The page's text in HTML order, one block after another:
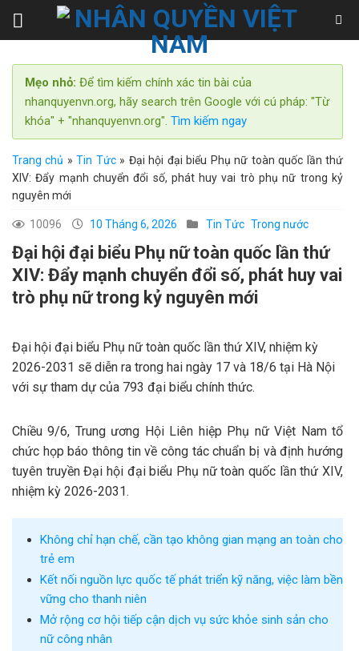
Skip
Mẹo nhỏ: Để tìm kiếm chính xác tin bài của
nhanquyenvn.org, hãy search trên Google với cú pháp: "Từ
khóa" + "nhanquyenvn.org". Tìm kiếm ngay
Trang chủ »Tin Tức» Đại hội đại biểu Phụ nữ toàn quốc lần thứ
XIV: Đẩy mạnh chuyển đổi số, phát huy vai trò phụ nữ trong kỷ
nguyên mới
10096 10 Tháng 6, 2026 Tin Tức Trong nước
Đại hội đại biểu Phụ nữ toàn quốc lần thứ
XIV: Đẩy mạnh chuyển đổi số, phát huy vai
trò phụ nữ trong kỷ nguyên mới
Đại hội đại biểu Phụ nữ toàn quốc lần thứ XIV, nhiệm kỳ
2026-2031 sẽ diễn ra trong hai ngày 17 và 18/6 tại Hà Nội
với sự tham dự của 793 đại biểu chính thức.
Chiều 9/6, Trung ương Hội Liên hiệp Phụ nữ Việt Nam tổ
chức họp báo thông tin về công tác chuẩn bị và định hướng
tuyên truyền Đại hội đại biểu Phụ nữ toàn quốc lần thứ XIV,
nhiệm kỳ 2026-2031.
Không chỉ hạn chế, cần tạo không gian mạng an toàn cho
trẻ em
Kết nối nguồn lực quốc tế phát triển kỹ năng, việc làm bền
vững cho thanh niên
Mở rộng cơ hội tiếp cận dịch vụ sức khỏe sinh sản cho
nữ công nhân